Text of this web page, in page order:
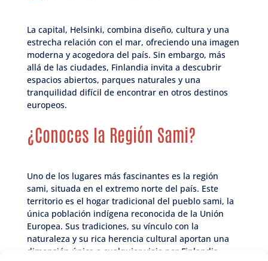
La capital, Helsinki, combina diseño, cultura y una
estrecha relación con el mar, ofreciendo una imagen
moderna y acogedora del país. Sin embargo, más
allá de las ciudades, Finlandia invita a descubrir
espacios abiertos, parques naturales y una
tranquilidad difícil de encontrar en otros destinos
europeos.
¿Conoces la Región Sami?
Uno de los lugares más fascinantes es la región
sami, situada en el extremo norte del país. Este
territorio es el hogar tradicional del pueblo sami, la
única población indígena reconocida de la Unión
Europea. Sus tradiciones, su vínculo con la
naturaleza y su rica herencia cultural aportan una
dimensión única a cualquier viaje por Finlandia.